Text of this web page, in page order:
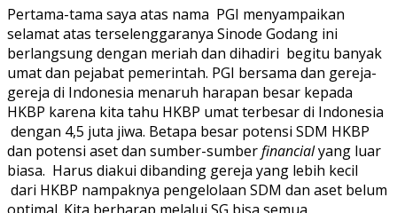
Pertama-tama saya atas nama PGI menyampaikan
selamat atas terselenggaranya Sinode Godang ini
berlangsung dengan meriah dan dihadiri begitu banyak
umat dan pejabat pemerintah. PGI bersama dan gereja-
gereja di Indonesia menaruh harapan besar kepada
HKBP karena kita tahu HKBP umat terbesar di Indonesia
dengan 4,5 juta jiwa. Betapa besar potensi SDM HKBP
dan potensi aset dan sumber-sumberfinancialyang luar
biasa. Harus diakui dibanding gereja yang lebih kecil
dari HKBP nampaknya pengelolaan SDM dan aset belum